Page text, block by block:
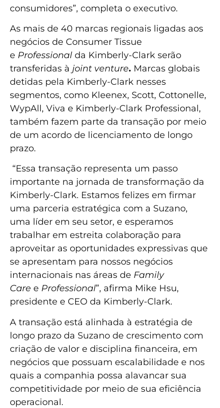
consumidores”, completa o executivo.
As mais de 40 marcas regionais ligadas aos
negócios de Consumer Tissue
e Professional da Kimberly-Clark serão
transferidas à joint venture. Marcas globais
detidas pela Kimberly-Clark nesses
segmentos, como Kleenex, Scott, Cottonelle,
WypAll, Viva e Kimberly-Clark Professional,
também fazem parte da transação por meio
de um acordo de licenciamento de longo
prazo.
“Essa transação representa um passo
importante na jornada de transformação da
Kimberly-Clark. Estamos felizes em firmar
uma parceria estratégica com a Suzano,
uma líder em seu setor, e esperamos
trabalhar em estreita colaboração para
aproveitar as oportunidades expressivas que
se apresentam para nossos negócios
internacionais nas áreas de Family
Care e Professional”, afirma Mike Hsu,
presidente e CEO da Kimberly-Clark.
A transação está alinhada à estratégia de
longo prazo da Suzano de crescimento com
criação de valor e disciplina financeira, em
negócios que possuam escalabilidade e nos
quais a companhia possa alavancar sua
competitividade por meio de sua eficiência
operacional.